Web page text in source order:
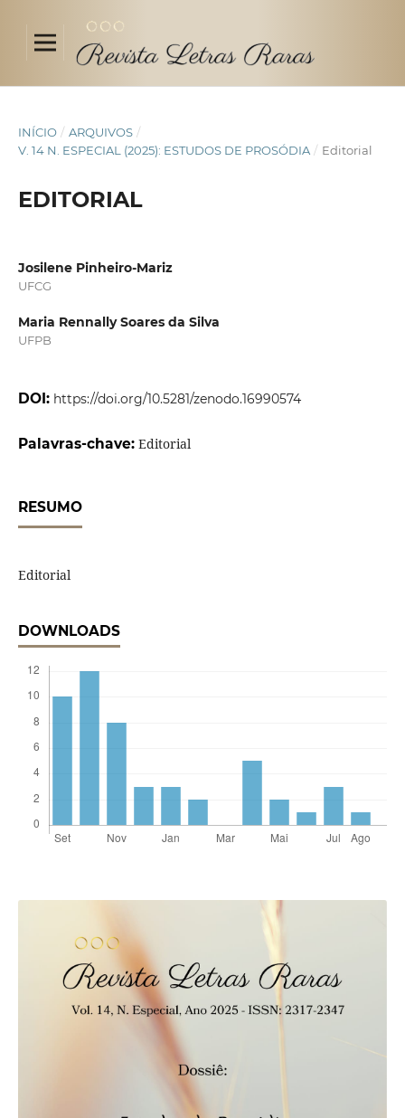
INÍCIO / ARQUIVOS /
V. 14 N. ESPECIAL (2025): ESTUDOS DE PROSÓDIA / Editorial
EDITORIAL
Josilene Pinheiro-Mariz
UFCG
Maria Rennally Soares da Silva
UFPB
DOI: https://doi.org/10.5281/zenodo.16990574
Palavras-chave: Editorial
RESUMO
Editorial
DOWNLOADS